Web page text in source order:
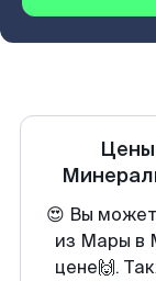
😍 Вы
из Мары в
цене🙌.